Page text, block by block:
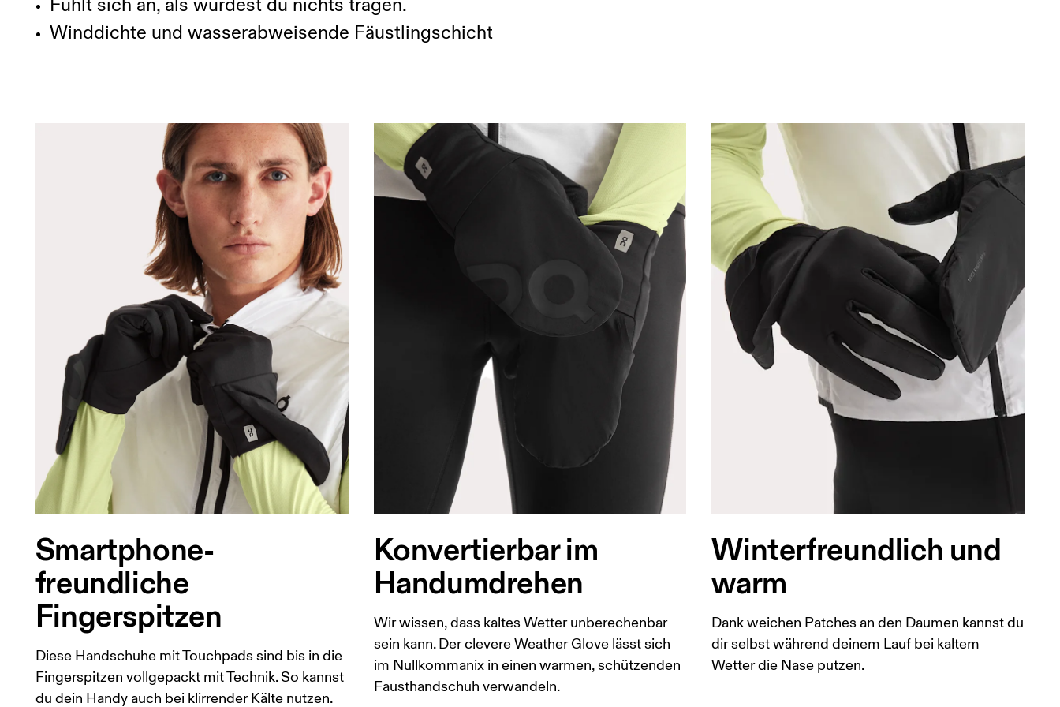
Fühlt sich an, als würdest du nichts tragen.
Winddichte und wasserabweisende Fäustlingschicht
Smartphone-
freundliche
Fingerspitzen
Diese Handschuhe mit Touchpads sind bis in die
Fingerspitzen vollgepackt mit Technik. So kannst
du dein Handy auch bei klirrender Kälte nutzen.
Konvertierbar im
Handumdrehen
Wir wissen, dass kaltes Wetter unberechenbar
sein kann. Der clevere Weather Glove lässt sich
im Nullkommanix in einen warmen, schützenden
Fausthandschuh verwandeln.
Winterfreundlich und
warm
Dank weichen Patches an den Daumen kannst du
dir selbst während deinem Lauf bei kaltem
Wetter die Nase putzen.